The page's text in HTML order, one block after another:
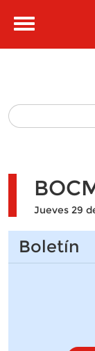
Toggle
Jueves 29
Boletín